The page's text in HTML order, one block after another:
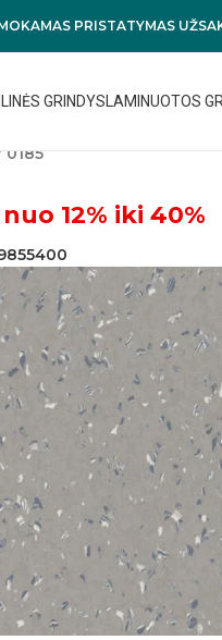
PRISTATYMAS
GRINDYS LAMINUOTOS
0185
12% iki 40%